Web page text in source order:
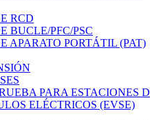
RCD
BUCLE/PFC/PSC
APARATO PORTÁTIL (PAT)
PARA ESTACIONES
ELÉCTRICOS (EVSE)